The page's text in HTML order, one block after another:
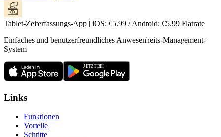
Tablet-Zeiterfassungs-App | iOS: €5.99 / Android: €5.99 Flatrate
Einfaches und benutzerfreundliches Anwesenheits-Management-
System
Links
Funktionen
Vorteile
Schritte